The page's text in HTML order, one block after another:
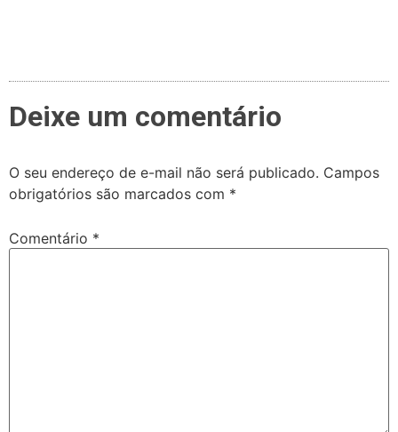
Deixe um comentário
O seu endereço de e-mail não será publicado. Campos
obrigatórios são marcados com *
Comentário *